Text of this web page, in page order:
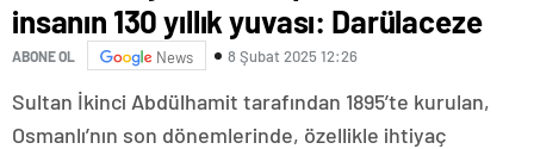
insanın 130 yıllık yuvası: Darülaceze
ABONE OL News 8 Şubat 2025 12:26
Sultan İkinci Abdülhamit tarafından 1895’te kurulan,
Osmanlı’nın son dönemlerinde, özellikle ihtiyaç